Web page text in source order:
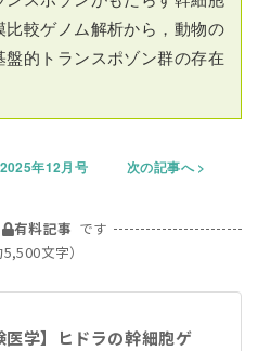
較ゲノム解析から，動物の
的トランスポゾン群の存在
年12月号 次の記事へ
有料記事 です
5,500文字）
医学】ヒドラの幹細胞ゲ